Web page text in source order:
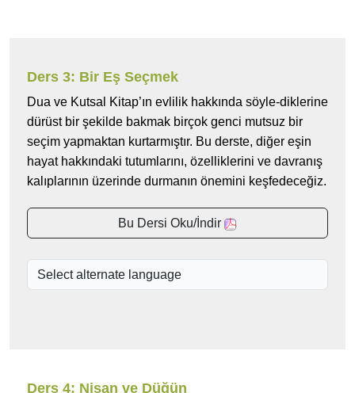
Ders 3: Bir Eş Seçmek
Dua ve Kutsal Kitap’ın evlilik hakkında söyle-diklerine
dürüst bir şekilde bakmak birçok genci mutsuz bir
seçim yapmaktan kurtarmıştır. Bu derste, diğer eşin
hayat hakkındaki tutumlarını, özelliklerini ve davranış
kalıplarının üzerinde durmanın önemini keşfedeceğiz.
Bu Dersi Oku/İndir
Ders 4: Nişan ve Düğün